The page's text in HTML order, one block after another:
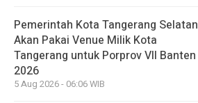
Pemerintah Kota Tangerang Selatan
Akan Pakai Venue Milik Kota
Tangerang untuk Porprov VII Banten
2026
5 Aug 2026 - 06:06 WIB